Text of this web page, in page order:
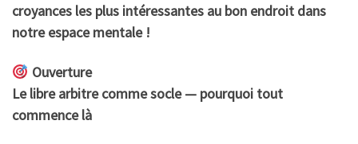
croyances les plus intéressantes au bon endroit dans
notre espace mentale !
Ouverture
Le libre arbitre comme socle — pourquoi tout
commence là